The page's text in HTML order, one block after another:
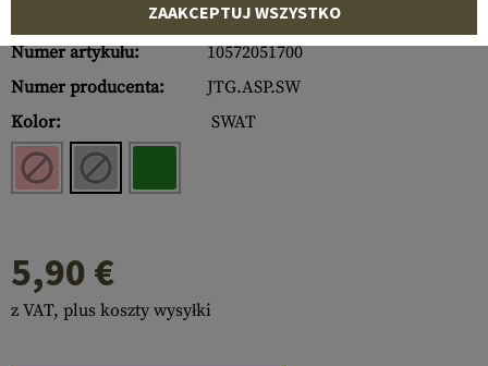
Numer artykułu:
10572051700
Numer producenta:
JTG.ASP.SW
Kolor:
SWAT
5,90 €
z VAT, plus koszty wysyłki
ZAAKCEPTUJ WSZYSTKO